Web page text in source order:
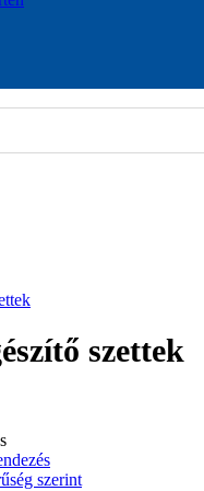
szettek
szerint